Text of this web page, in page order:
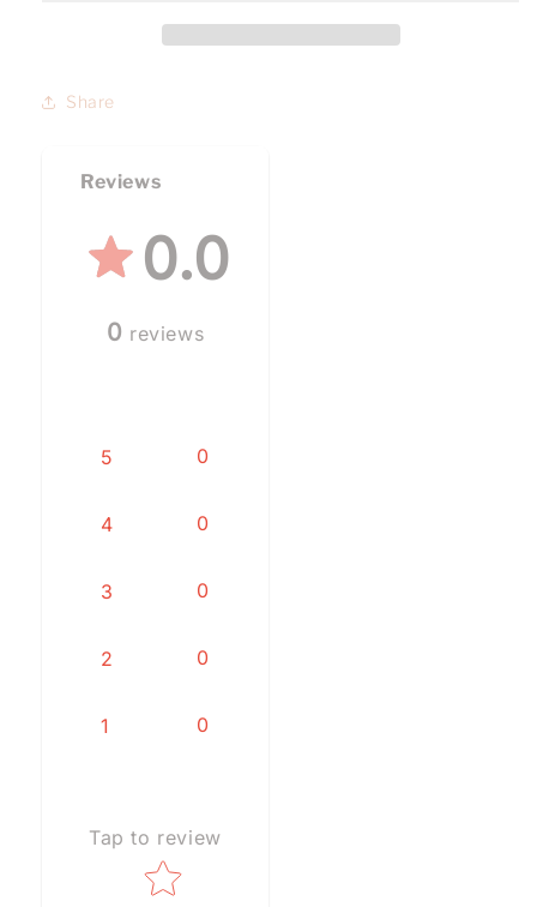
Share
Reviews
0.0
0 reviews
5 0
4 0
3 0
2 0
1 0
Tap to review
Star rating